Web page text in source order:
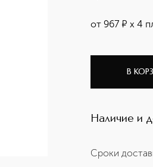
от 967 ¤ х 4
В
Наличие и
Сроки